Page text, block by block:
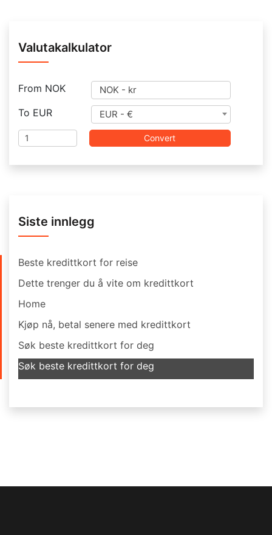
Valutakalkulator
From NOK NOK - kr
To EUR EUR - €
Amount Convert
Siste innlegg
Beste kredittkort for reise
Dette trenger du å vite om kredittkort
Home
Kjøp nå, betal senere med kredittkort
Søk beste kredittkort for deg
Søk beste kredittkort for deg